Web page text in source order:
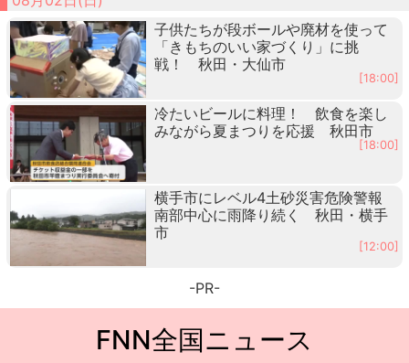
子供たちが段ボールや廃材を使って
「きもちのいい家づくり」に挑
戦！ 秋田・大仙市
[18:00]
冷たいビールに料理！ 飲食を楽し
みながら夏まつりを応援 秋田市
[18:00]
横手市にレベル4土砂災害危険警報
南部中心に雨降り続く 秋田・横手
市
[12:00]
-PR-
FNN全国ニュース